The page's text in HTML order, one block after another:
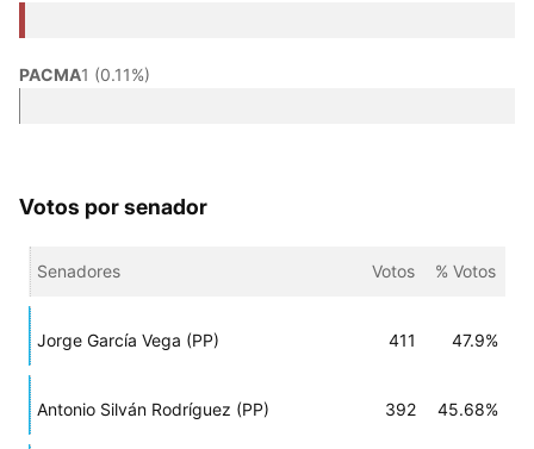
PACMA1 (0.11%)
Votos por senador
Senadores Votos % Votos
Jorge García Vega (PP) 411 47.9%
Antonio Silván Rodríguez (PP) 392 45.68%